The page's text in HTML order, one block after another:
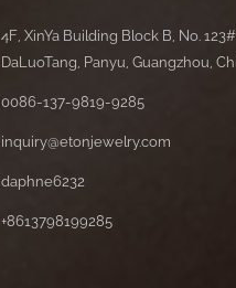
4F, XinYa Building Block B, No.
DaLuoTang, Panyu, Guangzhou,
0086-137-9819-9285
inquiry@etonjewelry.com
daphne6232
+8613798199285